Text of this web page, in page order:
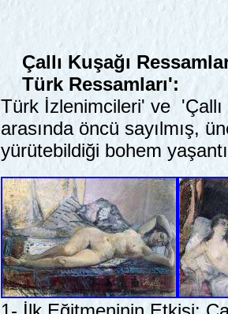
Çallı Kuşağı
Türk Ressamları':
Türk İzlenimcileri' ve 'Çallı
arasında öncü sayılmış,
yürütebildiği bohem